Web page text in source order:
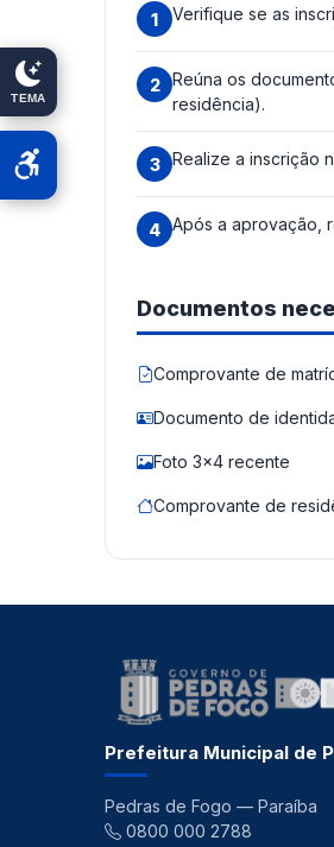
TEMA
Verifique se as
Reúna os
residência).
Realize a inscrição
Após a aprovação,
Documentos
Comprovante de
Documento de
Foto 3x4 recente
Comprovante de
Prefeitura Municipal de
Pedras de Fogo — Paraíba
0800 000 2788